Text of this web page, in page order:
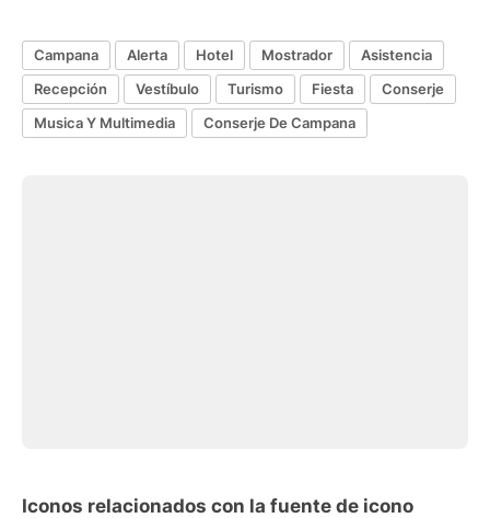
Campana Alerta Hotel Mostrador
Asistencia
Recepción
Vestíbulo Turismo Fiesta
Conserje
Musica Y Multimedia
Conserje De Campana
Iconos relacionados con la fuente de icono